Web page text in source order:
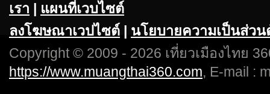
เรา | แผนที่เวบไซต์
ลงโฆษณาเวปไซต์ | นโยบายความเป็นส่วน
Copyright © 2009 - 2026 เที่ยวเมืองไทย
https://www.muangthai360.com, E-mail :